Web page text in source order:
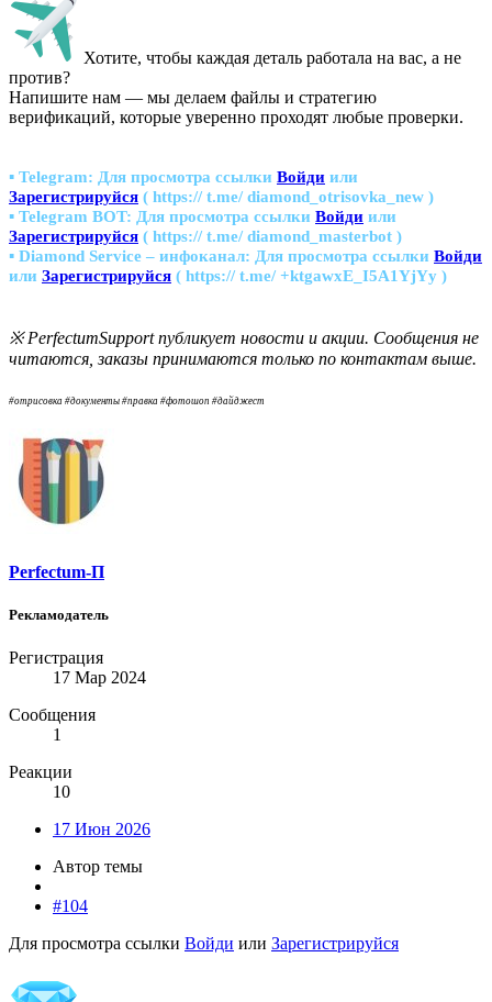
Хотите, чтобы каждая деталь работала на вас, а не
против?
Напишите нам — мы делаем файлы и стратегию
верификаций, которые уверенно проходят любые проверки.
▪ Telegram: Для просмотра ссылки Войди или
Зарегистрируйся ( https:// t.me/ diamond_otrisovka_new )
▪ Telegram BOT: Для просмотра ссылки Войди или
Зарегистрируйся ( https:// t.me/ diamond_masterbot )
▪ Diamond Service – инфоканал: Для просмотра ссылки Войди
или Зарегистрируйся ( https:// t.me/ +ktgawxE_I5A1YjYy )
※ PerfectumSupport публикует новости и акции. Сообщения не
читаются, заказы принимаются только по контактам выше.
#отрисовка #документы #правка #фотошоп #дайджест
Perfectum-П
Рекламодатель
Регистрация
17 Мар 2024
Сообщения
1
Реакции
10
17 Июн 2026
Автор темы
#104
Для просмотра ссылки Войди или Зарегистрируйся